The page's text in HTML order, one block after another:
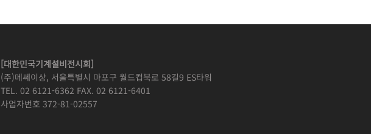
[대한민국기계설비전시회]
(주)메쎄이상, 서울특별시 마포구 월드컵북로 58길9 ES타워
TEL. 02 6121-6362 FAX. 02 6121-6401
사업자번호 372-81-02557